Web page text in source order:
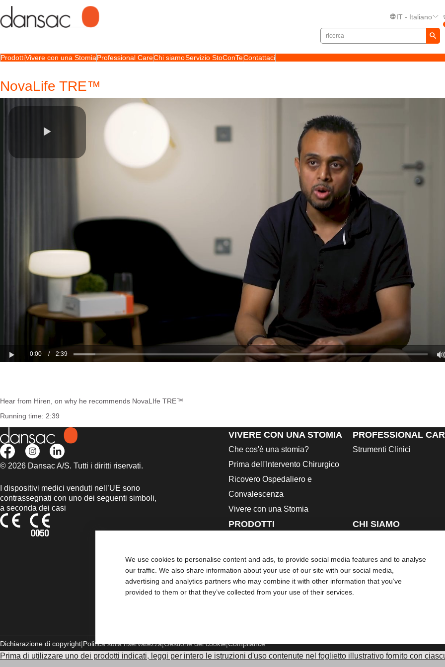
We use cookies to personalise content and ads, to provide social media features and to analyse
our traffic. We also share information about your use of our site with our social media,
advertising and analytics partners who may combine it with other information that you’ve
provided to them or that they’ve collected from your use of their services.
IT - Italiano
ProdottiVivere con una StomiaProfessional CareChi siamoServizio StoConTeContattaci
NovaLife TRE™
Hear from Hiren, on why he recommends NovaLIfe TRE™
Running time: 2:39
© 2026 Dansac A/S. Tutti i diritti riservati.
I dispositivi medici venduti nell’UE sono
contrassegnati con uno dei seguenti simboli,
a seconda dei casi
VIVERE CON UNA STOMIA
Che cos'è una stomia?
Prima dell'Intervento Chirurgico
Ricovero Ospedaliero e
Convalescenza
Vivere con una Stomia
PROFESSIONAL
Strumenti Clinici
PRODOTTI
Sacca per Urostomia
Placche
CHI SIAMO
Dichiarazione di copyright Politica sulla riservatezza Gestione dei cookie Compliance
Prima di utilizzare uno dei prodotti indicati, leggi per intero le istruzioni d'uso contenute nel foglietto illustrativo fornito con